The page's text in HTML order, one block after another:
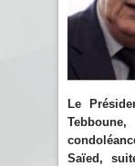
Le
Saïed,